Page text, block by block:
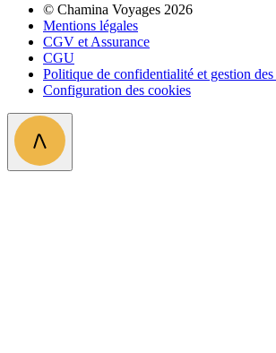
© Chamina Voyages 2026
Mentions légales
CGV et Assurance
CGU
Politique de confidentialité et gestion
Configuration des cookies